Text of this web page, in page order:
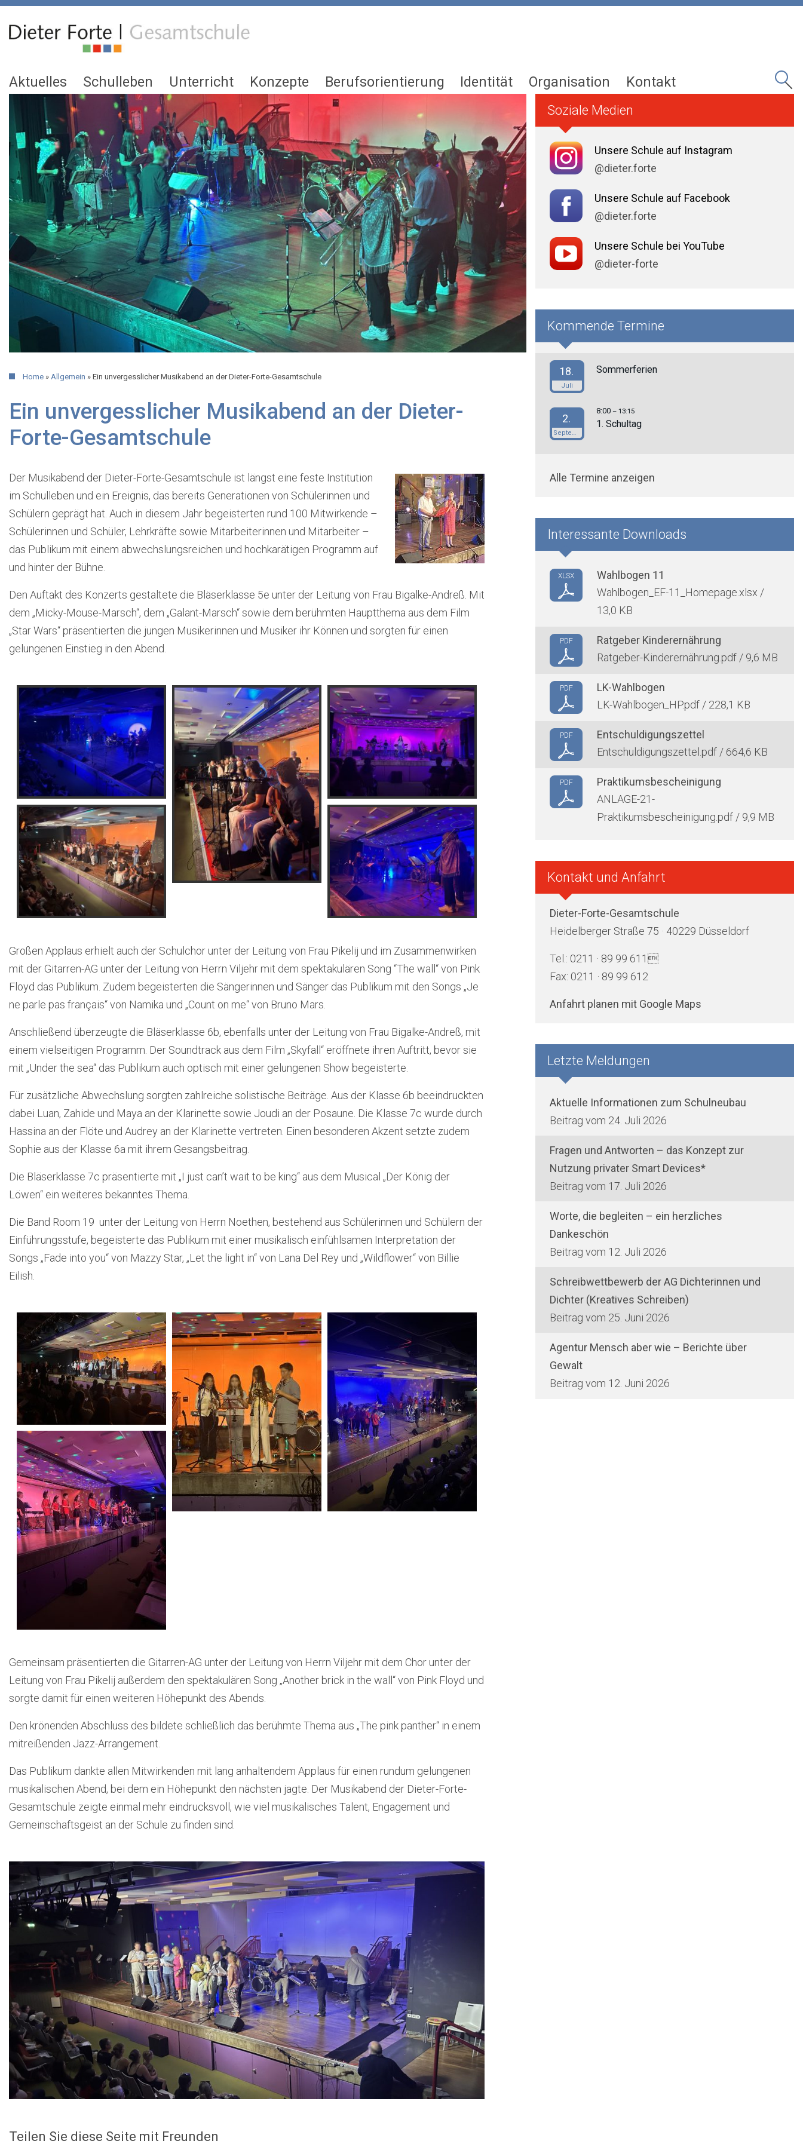
Aktuelles Schulleben Unterricht Konzepte Berufsorientierung Identität Organisation Kontakt
Home » Allgemein » Ein unvergesslicher Musikabend an der Dieter-Forte-Gesamtschule
Ein unvergesslicher Musikabend an der Dieter-
Forte-Gesamtschule
Der Musikabend der Dieter-Forte-Gesamtschule ist längst eine feste Institution
im Schulleben und ein Ereignis, das bereits Generationen von Schülerinnen und
Schülern geprägt hat. Auch in diesem Jahr begeisterten rund 100 Mitwirkende –
Schülerinnen und Schüler, Lehrkräfte sowie Mitarbeiterinnen und Mitarbeiter –
das Publikum mit einem abwechslungsreichen und hochkarätigen Programm auf
und hinter der Bühne.
Den Auftakt des Konzerts gestaltete die Bläserklasse 5e unter der Leitung von Frau Bigalke-Andreß. Mit
dem „Micky-Mouse-Marsch“, dem „Galant-Marsch“ sowie dem berühmten Hauptthema aus dem Film
„Star Wars“ präsentierten die jungen Musikerinnen und Musiker ihr Können und sorgten für einen
gelungenen Einstieg in den Abend.
Großen Applaus erhielt auch der Schulchor unter der Leitung von Frau Pikelij und im Zusammenwirken
mit der Gitarren-AG unter der Leitung von Herrn Viljehr mit dem spektakulären Song “The wall“ von Pink
Floyd das Publikum. Zudem begeisterten die Sängerinnen und Sänger das Publikum mit den Songs „Je
ne parle pas français“ von Namika und „Count on me“ von Bruno Mars.
Anschließend überzeugte die Bläserklasse 6b, ebenfalls unter der Leitung von Frau Bigalke-Andreß, mit
einem vielseitigen Programm. Der Soundtrack aus dem Film „Skyfall“ eröffnete ihren Auftritt, bevor sie
mit „Under the sea“ das Publikum auch optisch mit einer gelungenen Show begeisterte.
Für zusätzliche Abwechslung sorgten zahlreiche solistische Beiträge. Aus der Klasse 6b beeindruckten
dabei Luan, Zahide und Maya an der Klarinette sowie Joudi an der Posaune. Die Klasse 7c wurde durch
Hassina an der Flöte und Audrey an der Klarinette vertreten. Einen besonderen Akzent setzte zudem
Sophie aus der Klasse 6a mit ihrem Gesangsbeitrag.
Die Bläserklasse 7c präsentierte mit „I just can’t wait to be king“ aus dem Musical „Der König der
Löwen“ ein weiteres bekanntes Thema.
Die Band Room 19 unter der Leitung von Herrn Noethen, bestehend aus Schülerinnen und Schülern der
Einführungsstufe, begeisterte das Publikum mit einer musikalisch einfühlsamen Interpretation der
Songs „Fade into you“ von Mazzy Star, „Let the light in“ von Lana Del Rey und „Wildflower“ von Billie
Eilish.
Gemeinsam präsentierten die Gitarren-AG unter der Leitung von Herrn Viljehr mit dem Chor unter der
Leitung von Frau Pikelij außerdem den spektakulären Song „Another brick in the wall“ von Pink Floyd und
sorgte damit für einen weiteren Höhepunkt des Abends.
Den krönenden Abschluss des bildete schließlich das berühmte Thema aus „The pink panther“ in einem
mitreißenden Jazz-Arrangement.
Das Publikum dankte allen Mitwirkenden mit lang anhaltendem Applaus für einen rundum gelungenen
musikalischen Abend, bei dem ein Höhepunkt den nächsten jagte. Der Musikabend der Dieter-Forte-
Gesamtschule zeigte einmal mehr eindrucksvoll, wie viel musikalisches Talent, Engagement und
Gemeinschaftsgeist an der Schule zu finden sind.
Teilen Sie diese Seite mit Freunden
Soziale Medien
Unsere Schule auf Instagram
@dieter.forte
Unsere Schule auf Facebook
@dieter.forte
Unsere Schule bei YouTube
@dieter-forte
Kommende Termine
18.
Juli
Sommerferien
2.
September
8:00 – 13:15
1. Schultag
Alle Termine anzeigen
Interessante Downloads
XLSX
Wahlbogen 11
Wahlbogen_EF-11_Homepage.xlsx /
13,0 KB
PDF
Ratgeber Kinderernährung
Ratgeber-Kinderernährung.pdf / 9,6 MB
PDF
LK-Wahlbogen
LK-Wahlbogen_HP.pdf / 228,1 KB
PDF
Entschuldigungszettel
Entschuldigungszettel.pdf / 664,6 KB
PDF
Praktikumsbescheinigung
ANLAGE-21-
Praktikumsbescheinigung.pdf / 9,9 MB
Kontakt und Anfahrt
Dieter-Forte-Gesamtschule
Heidelberger Straße 75 · 40229 Düsseldorf
Tel.: 0211 · 89 99 611
Fax: 0211 · 89 99 612
Anfahrt planen mit Google Maps
Letzte Meldungen
Aktuelle Informationen zum Schulneubau
24. Juli 2026
Fragen und Antworten – das Konzept zur
Nutzung privater Smart Devices*
17. Juli 2026
Worte, die begleiten – ein herzliches
Dankeschön
12. Juli 2026
Schreibwettbewerb der AG Dichterinnen und
Dichter (Kreatives Schreiben)
25. Juni 2026
Agentur Mensch aber wie – Berichte über
Gewalt
12. Juni 2026